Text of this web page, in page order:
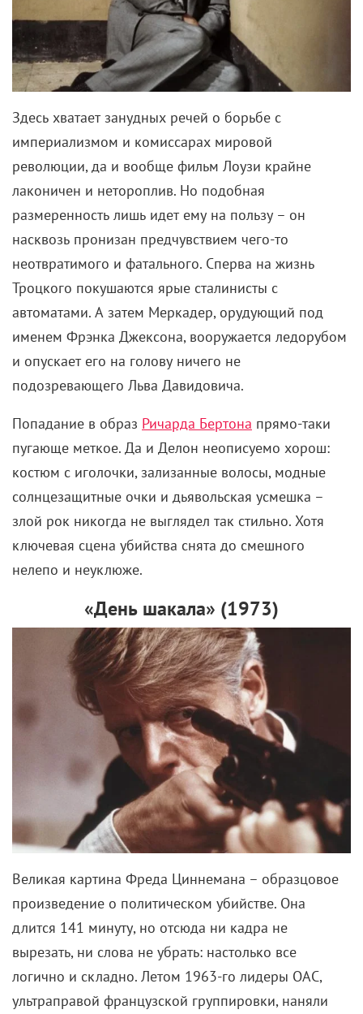
самоидентификацией. Сказали ему:
«Ты волшебник»– и он порадовался. Внутренний
конфликт исчерпан.
миллионов кого-нибудь) бы спросил, почему
главная героиня не Гермиона или почему Поттер
не темнокожий. В общем, социальный отклик был
бы гораздо более негативным, чем в далеком
2001-м. А так – Гарри совершенно обычный
мальчик, такой же как и все, и не представляет ни
одно из меньшинств. Даром что волшебник.
Социальная изоляция
Вы помните Гарри в 11 лет? Да у него же ни одного
друга не было! Ни переписки по почте, ни общения
с кузеном: настоящее затворничество. В наше
время общество вынесло бы Гарри какой-нибудь
Живи Поттер теперь, он бы уже вовсю вел тикток,
жалуясь на своих «предков», которые держат его
под лестницей и не позволяют нормально
контактировать с внешним миром. А еще у него
была бы еженедельная рубрика «выведи тетю
Петунию».
Потому что кое-какие магические способности у
мальчика уже проявлялись, а у взрослой
родственницы буквально в глазах темнело уже от
одного слова «магия». И даже не обсуждается, что
пацан уже имел бы солидный капитал, веди он
соцсети. Другой вопрос, что доходом
распоряжались бы вредные родственники – до